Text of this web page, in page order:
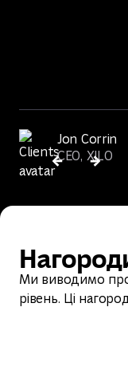
Jon Corrin
CEO, XILO
Ми виводимо
рівень. Ці